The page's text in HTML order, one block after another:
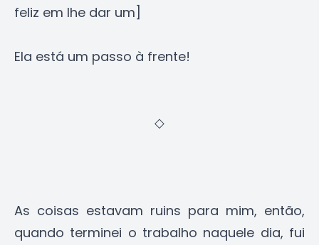
feliz em lhe dar um]
Ela está um passo à frente!
◇
As coisas estavam ruins para mim, então,
quando terminei o trabalho naquele dia, fui